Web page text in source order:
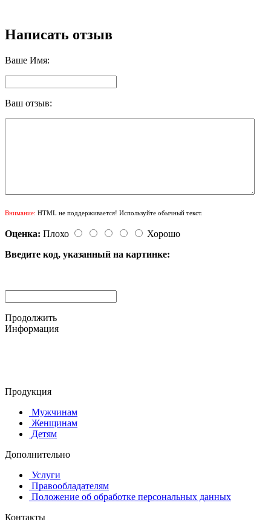
Написать отзыв
Ваше Имя:
Ваш отзыв:
Внимание: HTML не поддерживается! Используйте обычный текст.
Оценка: Плохо
Хорошо
Введите код, указанный на картинке:
Продолжить
Информация
Продукция
Мужчинам
Женщинам
Детям
Дополнительно
Услуги
Правообладателям
Положение об обработке персональных данных
Контакты